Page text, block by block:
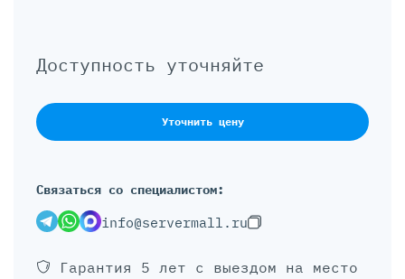
Доступность уточняйте
Уточнить цену
Связаться со специалистом:
info@servermall.ru
Гарантия 5 лет с выездом на место